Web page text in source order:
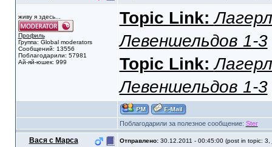
живу я здесь...
Профиль
Группа: Global moderators
Сообщений: 13556
Поблагодарили: 57981
Ай-яй-юшек: 999
Topic Link:
Левеншельдов 1-3
Topic Link:
Левеншельдов 1-3
Поблагодарили за полезное сообщение: Ster
Вася с Марса Отправлено: 30.12.2011 - 00:45:00 (post in topic: 3,